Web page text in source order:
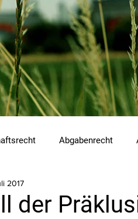
Abgabenrecht
der
2017